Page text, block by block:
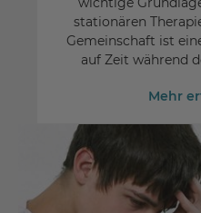
stationären
Gemeinschaft ist
auf Zeit während
Mehr